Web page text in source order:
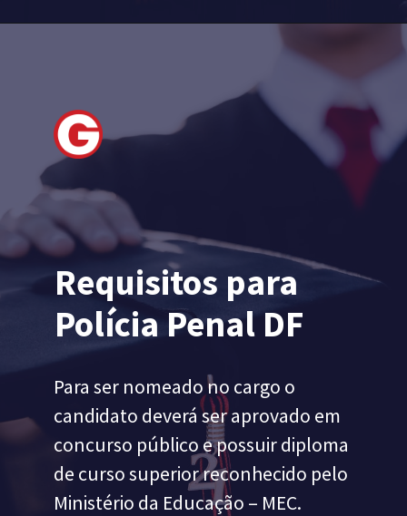
Requisitos para
Polícia Penal DF
Para ser nomeado no cargo o
candidato deverá ser aprovado em
concurso público e possuir diploma
de curso superior reconhecido pelo
Ministério da Educação – MEC.